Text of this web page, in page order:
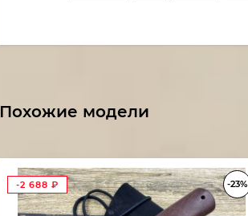
Похожие модели
-23%
-2 688 ₽